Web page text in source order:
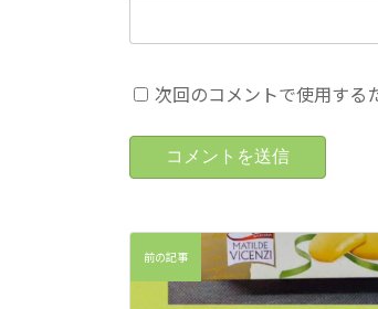
次回のコメントで使用する
前の記事